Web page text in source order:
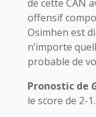
de cette CAN
offensif
Osimhen est
n’importe
probable de
Pronostic de
le score de 2-1.